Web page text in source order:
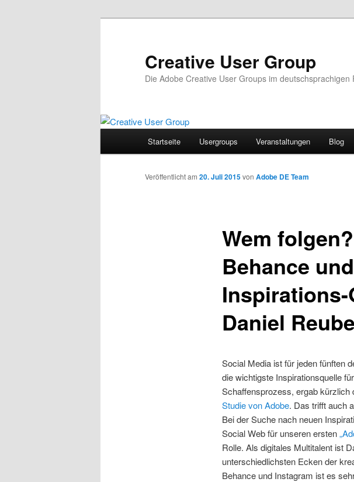
Creative User Group
Die Adobe Creative User Groups im deutschsprachigen
Startseite Usergroups Veranstaltungen Blog
Wem
Behance
Daniel
Veröffentlicht am 20. Juli 2015von Adobe DE Team
Social Media ist für jeden fünften
die wichtigste Inspirationsquelle
Schaffensprozess, ergab kürzlich
Studie von Adobe. Das trifft auch
Bei der Suche nach neuen
Social Web für unseren ersten
Rolle. Als digitales Multitalent ist
unterschiedlichsten Ecken der
Behance und Instagram ist es